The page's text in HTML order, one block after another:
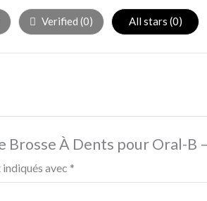
Verified (0) All stars (0)
Brosse À Dents pour Oral-B
avec *